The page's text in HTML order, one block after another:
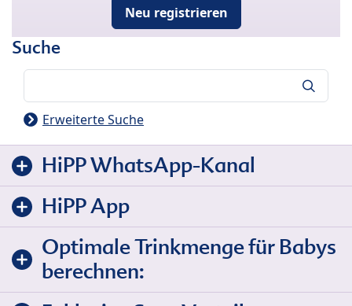
Neu registrieren
Suche
Erweiterte Suche
HiPP WhatsApp-Kanal
HiPP App
Optimale Trinkmenge für Babys
berechnen: